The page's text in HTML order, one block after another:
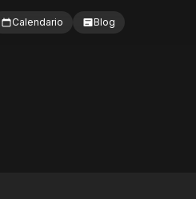
Calendario Blog